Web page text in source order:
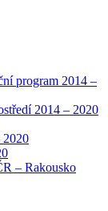
program 2014 –
2014 – 2020
2020
– Rakousko